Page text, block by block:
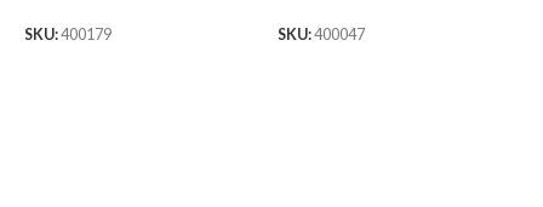
SKU:400179 SKU:400047